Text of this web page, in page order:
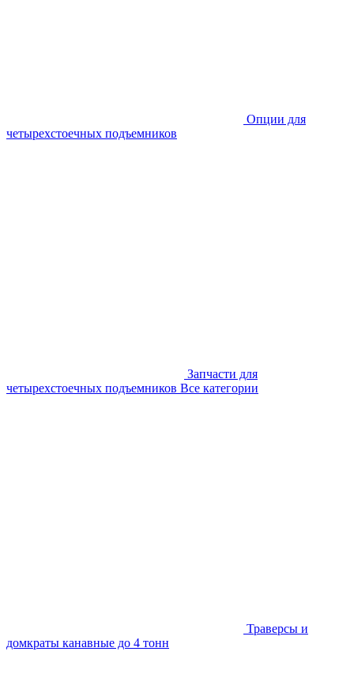
Опции для
четырехстоечных подъемников
Запчасти для
четырехстоечных подъемников Все категории
Траверсы и
домкраты канавные до 4 тонн